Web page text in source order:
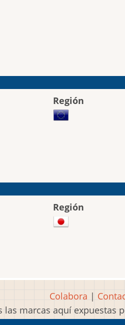
Región
Región
Colabora |
las marcas aquí expuestas